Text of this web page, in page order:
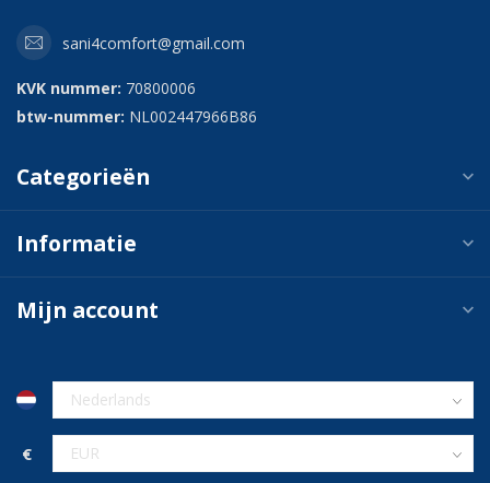
sani4comfort@gmail.com
KVK nummer: 70800006
btw-nummer: NL002447966B86
Categorieën
Informatie
Mijn account
€